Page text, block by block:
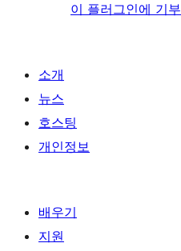
이 플러그인에 기
소개
뉴스
호스팅
개인정보
배우기
지원